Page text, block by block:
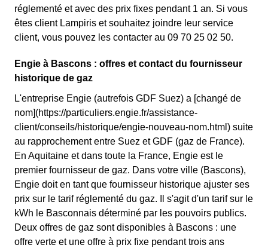
réglementé et avec des prix fixes pendant 1 an. Si vous
êtes client Lampiris et souhaitez joindre leur service
client, vous pouvez les contacter au 09 70 25 02 50.
Engie à Bascons : offres et contact du fournisseur
historique de gaz
L'entreprise Engie (autrefois GDF Suez) a [changé de
nom](https://particuliers.engie.fr/assistance-
client/conseils/historique/engie-nouveau-nom.html) suite
au rapprochement entre Suez et GDF (gaz de France).
En Aquitaine et dans toute la France, Engie est le
premier fournisseur de gaz. Dans votre ville (Bascons),
Engie doit en tant que fournisseur historique ajuster ses
prix sur le tarif réglementé du gaz. Il s'agit d'un tarif sur le
kWh le Basconnais déterminé par les pouvoirs publics.
Deux offres de gaz sont disponibles à Bascons : une
offre verte et une offre à prix fixe pendant trois ans